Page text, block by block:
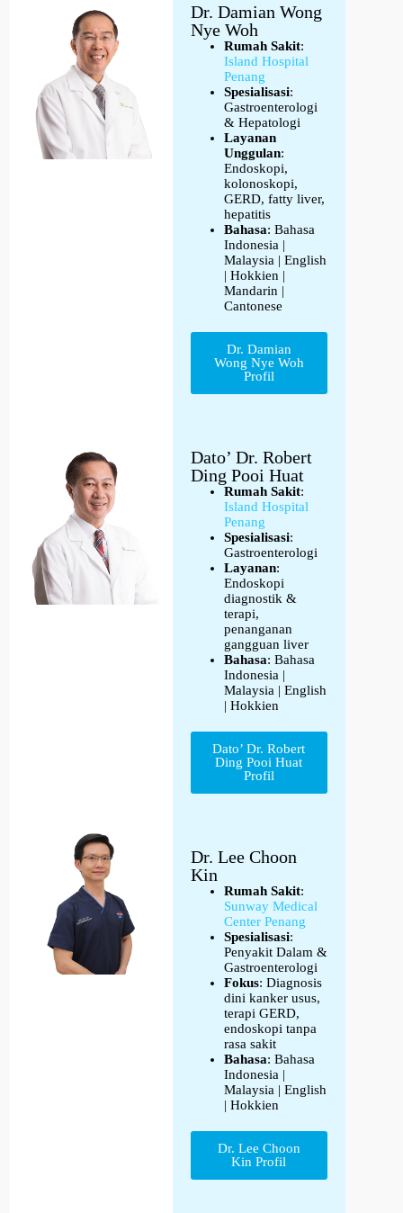
Dr. Damian Wong
Nye Woh
Rumah Sakit:
Island Hospital
Penang
Spesialisasi:
Gastroenterologi
& Hepatologi
Layanan
Unggulan:
Endoskopi,
kolonoskopi,
GERD, fatty liver,
hepatitis
Bahasa: Bahasa
Indonesia |
Malaysia | English
| Hokkien |
Mandarin |
Cantonese
Dr. Damian
Wong Nye Woh
Profil
Dato’ Dr. Robert
Ding Pooi Huat
Rumah Sakit:
Island Hospital
Penang
Spesialisasi:
Gastroenterologi
Layanan:
Endoskopi
diagnostik &
terapi,
penanganan
gangguan liver
Bahasa: Bahasa
Indonesia |
Malaysia | English
| Hokkien
Dato’ Dr. Robert
Ding Pooi Huat
Profil
Dr. Lee Choon
Kin
Rumah Sakit:
Sunway Medical
Center Penang
Spesialisasi:
Penyakit Dalam &
Gastroenterologi
Fokus: Diagnosis
dini kanker usus,
terapi GERD,
endoskopi tanpa
rasa sakit
Bahasa: Bahasa
Indonesia |
Malaysia | English
| Hokkien
Dr. Lee Choon
Kin Profil